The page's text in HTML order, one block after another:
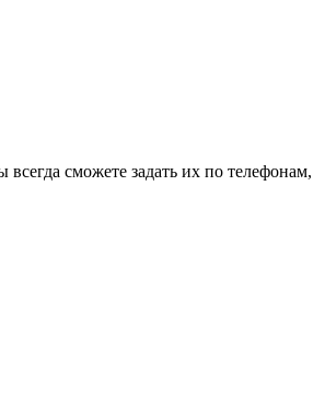
сможете задать их по телефонам,